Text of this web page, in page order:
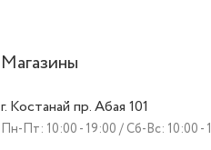
Магазины
г. Костанай пр. Абая 101
Пн-Пт: 10:00 - 19:00 / Сб-Вс: 10:00 -